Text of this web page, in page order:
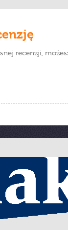
recenzji,